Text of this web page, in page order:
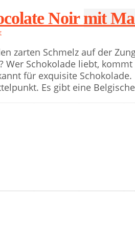
Noir mit
zarten Schmelz auf der
Wer Schokolade liebt,
für exquisite
Es gibt eine